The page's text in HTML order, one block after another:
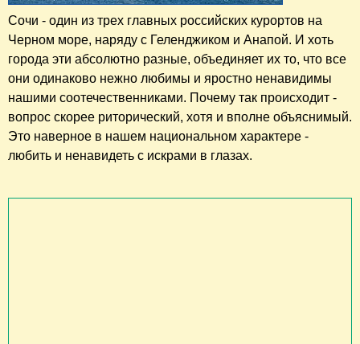
Сочи - один из трех главных российских курортов на
Черном море, наряду с Геленджиком и Анапой. И хоть
города эти абсолютно разные, объединяет их то, что все
они одинаково нежно любимы и яростно ненавидимы
нашими соотечественниками. Почему так происходит -
вопрос скорее риторический, хотя и вполне объяснимый.
Это наверное в нашем национальном характере -
любить и ненавидеть с искрами в глазах.